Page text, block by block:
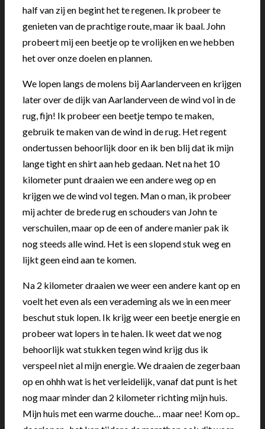
half van zij en begint het te regenen. Ik probeer te
genieten van de prachtige route, maar ik baal. John
probeert mij een beetje op te vrolijken en we hebben
het over onze doelen en plannen.
We lopen langs de molens bij Aarlanderveen en krijgen
later over de dijk van Aarlanderveen de wind vol in de
rug, fijn! Ik probeer een beetje tempo te maken,
gebruik te maken van de wind in de rug. Het regent
ondertussen behoorlijk door en ik ben blij dat ik mijn
lange tight en shirt aan heb gedaan. Net na het 10
kilometer punt draaien we een andere weg op en
krijgen we de wind vol tegen. Man o man, ik probeer
mij achter de brede rug en schouders van John te
verschuilen, maar op de een of andere manier pak ik
nog steeds alle wind. Het is een slopend stuk weg en
lijkt geen eind aan te komen.
Na 2 kilometer draaien we weer een andere kant op en
voelt het even als een verademing als we in een meer
beschut stuk lopen. Ik krijg weer een beetje energie en
probeer wat lopers in te halen. Ik weet dat we nog
behoorlijk wat stukken tegen wind krijg dus ik
verspeel niet al mijn energie. We draaien de zegerbaan
op en ohhh wat is het verleidelijk, vanaf dat punt is het
nog maar minder dan 2 kilometer richting mijn huis.
Mijn huis met een warme douche… maar nee! Kom op..